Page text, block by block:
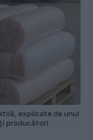
explicate de unul
producători